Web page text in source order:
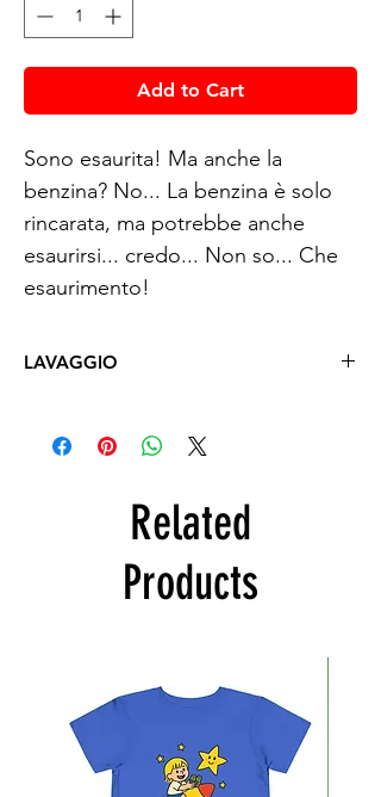
Add to Cart
Sono esaurita! Ma anche la
benzina? No... La benzina è solo
rincarata, ma potrebbe anche
esaurirsi... credo... Non so... Che
esaurimento!
LAVAGGIO
con la stampa rivolata verso
l'interno.
Related
Products